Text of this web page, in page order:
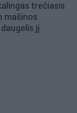
trečiasis
mašinos
jį